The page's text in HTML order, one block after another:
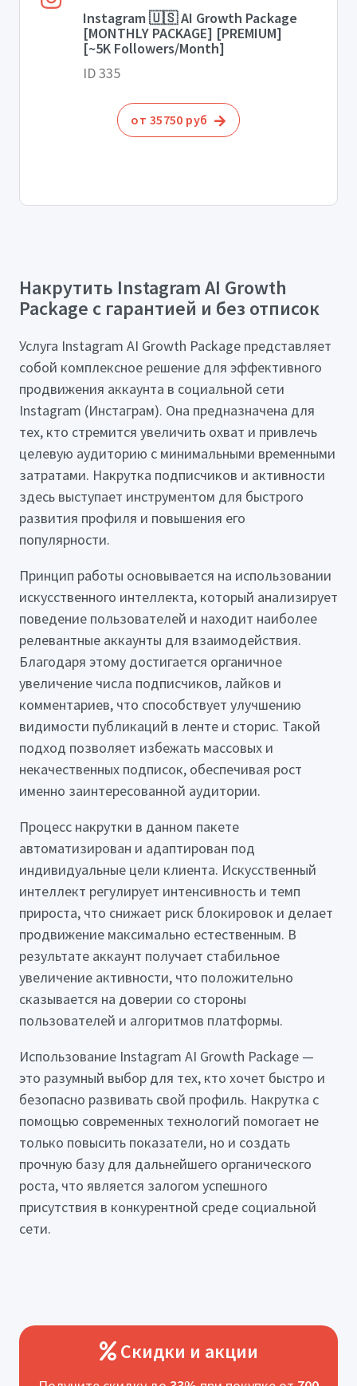
Instagram 🇺🇸 AI Growth Package
[MONTHLY PACKAGE] [PREMIUM]
[~5K Followers/Month]
ID 335
от 35750 руб
Накрутить Instagram AI Growth
Package с гарантией и без отписок
Услуга Instagram AI Growth Package представляет
собой комплексное решение для эффективного
продвижения аккаунта в социальной сети
Instagram (Инстаграм). Она предназначена для
тех, кто стремится увеличить охват и привлечь
целевую аудиторию с минимальными временными
затратами. Накрутка подписчиков и активности
здесь выступает инструментом для быстрого
развития профиля и повышения его
популярности.
Принцип работы основывается на использовании
искусственного интеллекта, который анализирует
поведение пользователей и находит наиболее
релевантные аккаунты для взаимодействия.
Благодаря этому достигается органичное
увеличение числа подписчиков, лайков и
комментариев, что способствует улучшению
видимости публикаций в ленте и сторис. Такой
подход позволяет избежать массовых и
некачественных подписок, обеспечивая рост
именно заинтересованной аудитории.
Процесс накрутки в данном пакете
автоматизирован и адаптирован под
индивидуальные цели клиента. Искусственный
интеллект регулирует интенсивность и темп
прироста, что снижает риск блокировок и делает
продвижение максимально естественным. В
результате аккаунт получает стабильное
увеличение активности, что положительно
сказывается на доверии со стороны
пользователей и алгоритмов платформы.
Использование Instagram AI Growth Package —
это разумный выбор для тех, кто хочет быстро и
безопасно развивать свой профиль. Накрутка с
помощью современных технологий помогает не
только повысить показатели, но и создать
прочную базу для дальнейшего органического
роста, что является залогом успешного
присутствия в конкурентной среде социальной
сети.
Скидки и акции